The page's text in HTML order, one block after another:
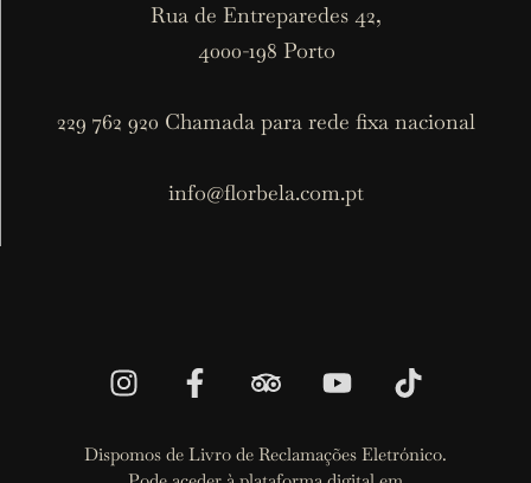
Rua de Entreparedes 42,
4000-198 Porto
229 762 920 Chamada para rede fixa nacional
info@florbela.com.pt
Dispomos de Livro de Reclamações Eletrónico.